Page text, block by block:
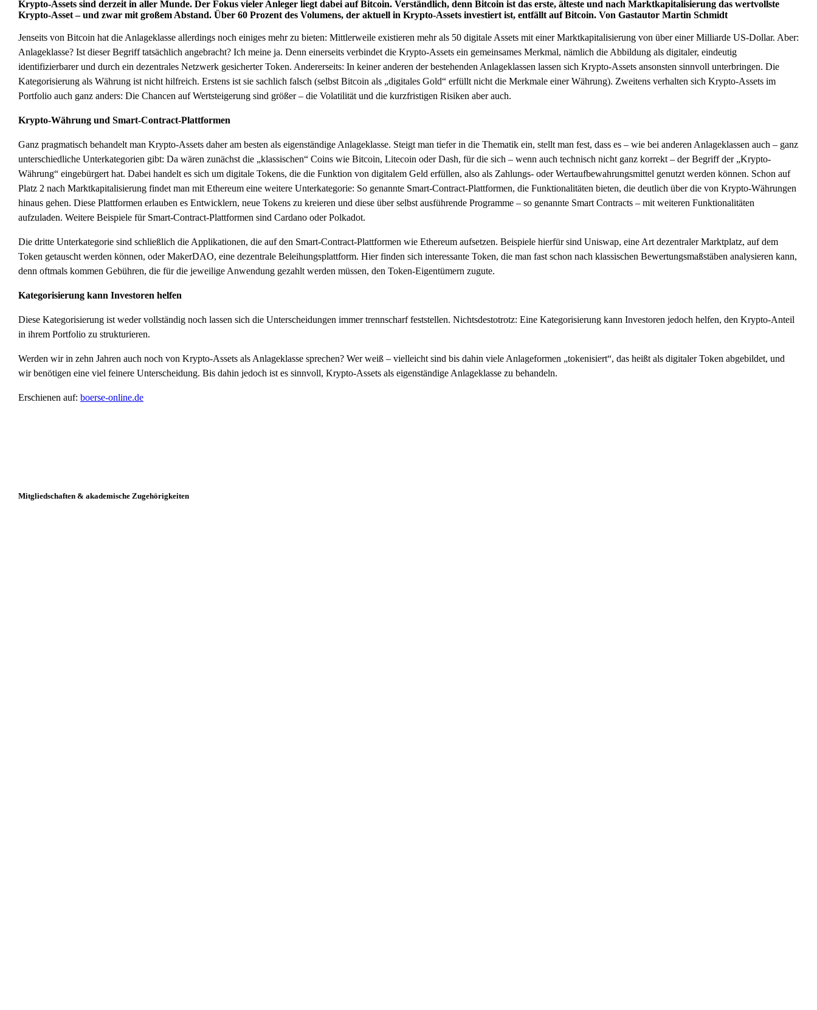
Krypto-Assets sind derzeit in aller Munde. Der Fokus vieler Anleger liegt dabei auf Bitcoin. Verständlich, denn Bitcoin ist das erste, älteste und nach Marktkapitalisierung das wertvollste
Krypto-Asset – und zwar mit großem Abstand. Über 60 Prozent des Volumens, der aktuell in Krypto-Assets investiert ist, entfällt auf Bitcoin. Von Gastautor Martin Schmidt
Jenseits von Bitcoin hat die Anlageklasse allerdings noch einiges mehr zu bieten: Mittlerweile existieren mehr als 50 digitale Assets mit einer Marktkapitalisierung von über einer Milliarde US-Dollar. Aber:
Anlageklasse? Ist dieser Begriff tatsächlich angebracht? Ich meine ja. Denn einerseits verbindet die Krypto-Assets ein gemeinsames Merkmal, nämlich die Abbildung als digitaler, eindeutig
identifizierbarer und durch ein dezentrales Netzwerk gesicherter Token. Andererseits: In keiner anderen der bestehenden Anlageklassen lassen sich Krypto-Assets ansonsten sinnvoll unterbringen. Die
Kategorisierung als Währung ist nicht hilfreich. Erstens ist sie sachlich falsch (selbst Bitcoin als „digitales Gold“ erfüllt nicht die Merkmale einer Währung). Zweitens verhalten sich Krypto-Assets im
Portfolio auch ganz anders: Die Chancen auf Wertsteigerung sind größer – die Volatilität und die kurzfristigen Risiken aber auch.
Krypto-Währung und Smart-Contract-Plattformen
Ganz pragmatisch behandelt man Krypto-Assets daher am besten als eigenständige Anlageklasse. Steigt man tiefer in die Thematik ein, stellt man fest, dass es – wie bei anderen Anlageklassen auch – ganz
unterschiedliche Unterkategorien gibt: Da wären zunächst die „klassischen“ Coins wie Bitcoin, Litecoin oder Dash, für die sich – wenn auch technisch nicht ganz korrekt – der Begriff der „Krypto-
Währung“ eingebürgert hat. Dabei handelt es sich um digitale Tokens, die die Funktion von digitalem Geld erfüllen, also als Zahlungs- oder Wertaufbewahrungsmittel genutzt werden können. Schon auf
Platz 2 nach Marktkapitalisierung findet man mit Ethereum eine weitere Unterkategorie: So genannte Smart-Contract-Plattformen, die Funktionalitäten bieten, die deutlich über die von Krypto-Währungen
hinaus gehen. Diese Plattformen erlauben es Entwicklern, neue Tokens zu kreieren und diese über selbst ausführende Programme – so genannte Smart Contracts – mit weiteren Funktionalitäten
aufzuladen. Weitere Beispiele für Smart-Contract-Plattformen sind Cardano oder Polkadot.
Die dritte Unterkategorie sind schließlich die Applikationen, die auf den Smart-Contract-Plattformen wie Ethereum aufsetzen. Beispiele hierfür sind Uniswap, eine Art dezentraler Marktplatz, auf dem
Token getauscht werden können, oder MakerDAO, eine dezentrale Beleihungsplattform. Hier finden sich interessante Token, die man fast schon nach klassischen Bewertungsmaßstäben analysieren kann,
denn oftmals kommen Gebühren, die für die jeweilige Anwendung gezahlt werden müssen, den Token-Eigentümern zugute.
Kategorisierung kann Investoren helfen
Diese Kategorisierung ist weder vollständig noch lassen sich die Unterscheidungen immer trennscharf feststellen. Nichtsdestotrotz: Eine Kategorisierung kann Investoren jedoch helfen, den Krypto-Anteil
in ihrem Portfolio zu strukturieren.
Werden wir in zehn Jahren auch noch von Krypto-Assets als Anlageklasse sprechen? Wer weiß – vielleicht sind bis dahin viele Anlageformen „tokenisiert“, das heißt als digitaler Token abgebildet, und
wir benötigen eine viel feinere Unterscheidung. Bis dahin jedoch ist es sinnvoll, Krypto-Assets als eigenständige Anlageklasse zu behandeln.
Erschienen auf: boerse-online.de
Mitgliedschaften & akademische Zugehörigkeiten